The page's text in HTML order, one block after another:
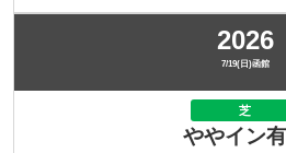
2026
7/19(日)函館
芝
ややイン